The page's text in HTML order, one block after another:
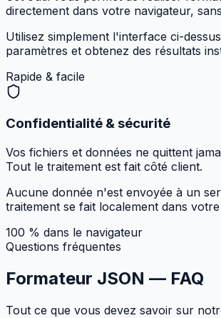
directement dans votre navigateur,
Utilisez simplement l'interface ci-
paramètres et obtenez des résultats
Rapide & facile
Confidentialité & sécurité
Vos fichiers et données ne quittent
Tout le traitement est fait côté client.
Aucune donnée n'est envoyée à un
traitement se fait localement dans
100 % dans le navigateur
Questions fréquentes
Formateur JSON — FAQ
Tout ce que vous devez savoir sur